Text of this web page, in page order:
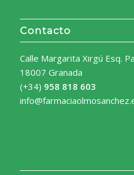
Contacto
Calle Margarita Xirgú Esq.
18007 Granada
(+34) 958 818 603